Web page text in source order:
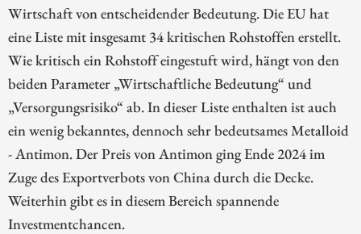
Wirtschaft von entscheidender Bedeutung. Die EU hat
eine Liste mit insgesamt 34 kritischen Rohstoffen erstellt.
Wie kritisch ein Rohstoff eingestuft wird, hängt von den
beiden Parameter „Wirtschaftliche Bedeutung“ und
„Versorgungsrisiko“ ab. In dieser Liste enthalten ist auch
ein wenig bekanntes, dennoch sehr bedeutsames Metalloid
- Antimon. Der Preis von Antimon ging Ende 2024 im
Zuge des Exportverbots von China durch die Decke.
Weiterhin gibt es in diesem Bereich spannende
Investmentchancen.